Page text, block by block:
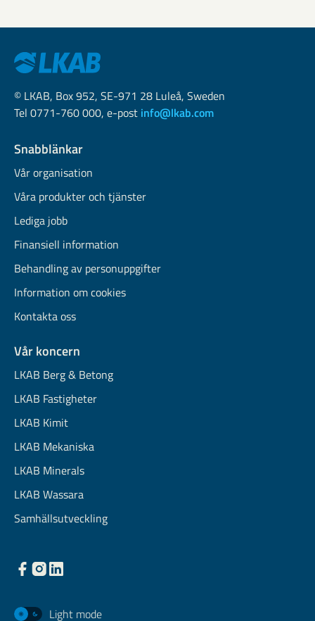
© LKAB, Box 952, SE-971 28 Luleå, Sweden
Tel 0771-760 000, e-post info@lkab.com
Snabblänkar
Vår organisation
Våra produkter och tjänster
Lediga jobb
Finansiell information
Behandling av personuppgifter
Information om cookies
Kontakta oss
Vår koncern
LKAB Berg & Betong
LKAB Fastigheter
LKAB Kimit
LKAB Mekaniska
LKAB Minerals
LKAB Wassara
Samhällsutveckling
Light mode